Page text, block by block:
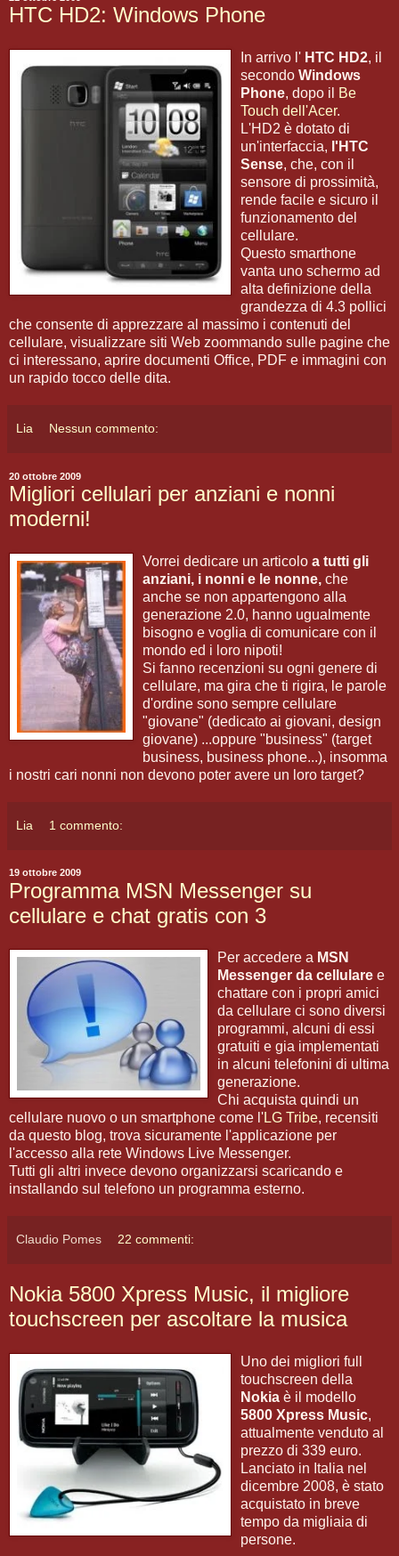
HTC HD2: Windows Phone
In arrivo l' HTC HD2, il
secondo Windows
Phone, dopo il
Be
Touch dell'Acer.
L'HD2 è dotato di
un'interfaccia, l'HTC
Sense, che, con il
sensore di prossimità,
rende facile e sicuro il
funzionamento del
cellulare.
Questo smarthone
vanta uno schermo ad
alta definizione della
grandezza di 4.3 pollici
che consente di apprezzare al massimo i contenuti del
cellulare, visualizzare siti Web zoommando sulle pagine che
ci interessano, aprire documenti Office, PDF e immagini con
un rapido tocco delle dita.
Lia Nessun commento:
20 ottobre 2009
Migliori cellulari per anziani e nonni
moderni!
Vorrei dedicare un articolo a tutti gli
anziani, i nonni e le nonne, che
anche se non appartengono alla
generazione 2.0, hanno ugualmente
bisogno e voglia di comunicare con il
mondo ed i loro nipoti!
Si fanno recenzioni su ogni genere di
cellulare, ma gira che ti rigira, le parole
d'ordine sono sempre cellulare
"giovane" (dedicato ai giovani, design
giovane) ...oppure "business" (target
business, business phone...), insomma
i nostri cari nonni non devono poter avere un loro target?
Lia 1 commento:
19 ottobre 2009
Programma MSN Messenger su
cellulare e chat gratis con 3
Per accedere a MSN
Messenger da cellulare e
chattare con i propri amici
da cellulare ci sono diversi
programmi, alcuni di essi
gratuiti e gia implementati
in alcuni telefonini di ultima
generazione.
Chi acquista quindi un
cellulare nuovo o un smartphone come l'LG Tribe, recensiti
da questo blog, trova sicuramente l'applicazione per
l'accesso alla rete Windows Live Messenger.
Tutti gli altri invece devono organizzarsi scaricando e
installando sul telefono un programma esterno.
Claudio Pomes 22 commenti:
Nokia 5800 Xpress Music, il migliore
touchscreen per ascoltare la musica
Uno dei migliori full
touchscreen della
Nokia è il modello
5800 Xpress Music,
attualmente venduto al
prezzo di 339 euro.
Lanciato in Italia nel
dicembre 2008, è stato
acquistato in breve
tempo da migliaia di
persone.